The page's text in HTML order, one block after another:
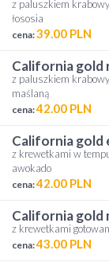
z paluszkiem
łososia
cena:39.00 PLN
california
z paluszkiem
maślaną
cena:42.00 PLN
california
z krewetkami w
awokado
cena:42.00 PLN
california gold
z krewetkami
cena:43.00 PLN